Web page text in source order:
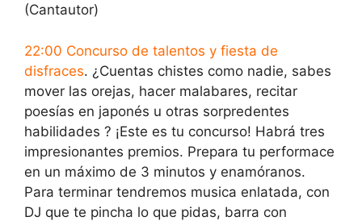
(Cantautor)
22:00 Concurso de talentos y fiesta de
disfraces. ¿Cuentas chistes como nadie, sabes
mover las orejas, hacer malabares, recitar
poesías en japonés u otras sorpredentes
habilidades ? ¡Este es tu concurso! Habrá tres
impresionantes premios. Prepara tu performace
en un máximo de 3 minutos y enamóranos.
Para terminar tendremos musica enlatada, con
DJ que te pincha lo que pidas, barra con